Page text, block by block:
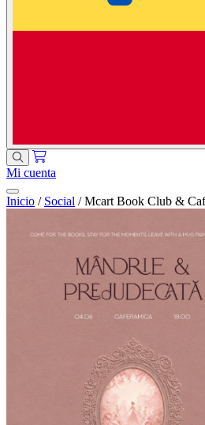
Mi cuenta
Inicio / Social / Mcart Book Club &